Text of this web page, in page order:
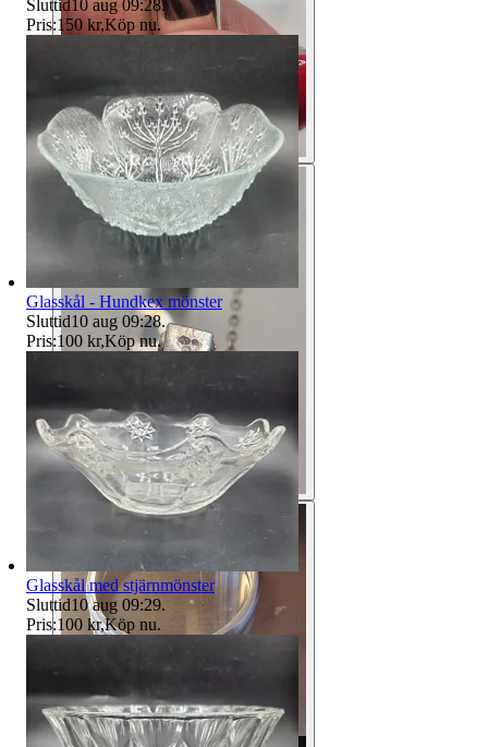
Sluttid10 aug 09:28.
Pris:150 kr,Köp nu.
Glasskål - Hundkex mönster
Sluttid10 aug 09:28.
Pris:100 kr,Köp nu.
Glasskål med stjärnmönster
Sluttid10 aug 09:29.
Pris:100 kr,Köp nu.